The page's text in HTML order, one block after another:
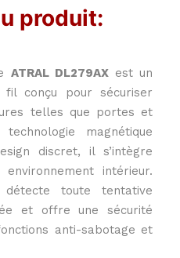
produit:
ATRAL DL279AXest un
conçu pour sécuriser
telles que portes et
magnétique
discret, il s’intègre
intérieur.
toute tentative
et offre une sécurité
anti-sabotage et